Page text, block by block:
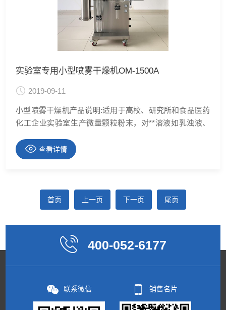
实验室专用小型喷雾干燥机OM-1500A
2019-09-11
小型喷雾干燥机产品说明:适用于高校、研究所和食品医药
化工企业实验室生产微量颗粒粉末，对**溶液如乳浊液、
品、生物农药、酶制剂等。因为所喷出的物料只是在喷成
雾状时才受到高温且是瞬间受热，故这些活性材料在干燥
查看详情
首页 上一页 下一页 尾页
400-052-6177
联系微信 销售名片